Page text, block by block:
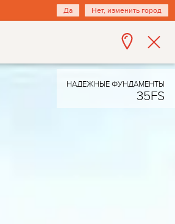
Да Нет, изменить город
НАДЕЖНЫЕ ФУНДАМЕНТЫ
35FS